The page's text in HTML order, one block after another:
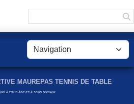
MAUREPAS TENNIS DE TABLE
À TOUT ÂGE ET À TOUS NIVEAUX